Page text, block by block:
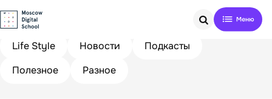
Search
Life Style
Новости
Подкасты
Полезное
Разное